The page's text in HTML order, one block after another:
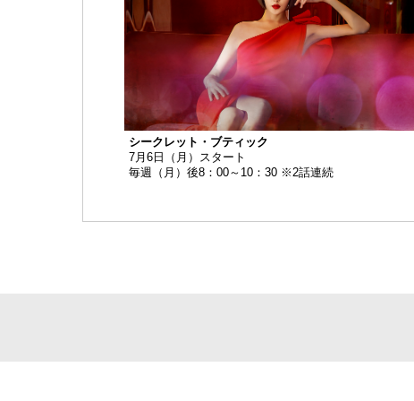
シークレット・ブティック
7月6日（月）スタート
毎週（月）後8：00～10：30 ※2話連続